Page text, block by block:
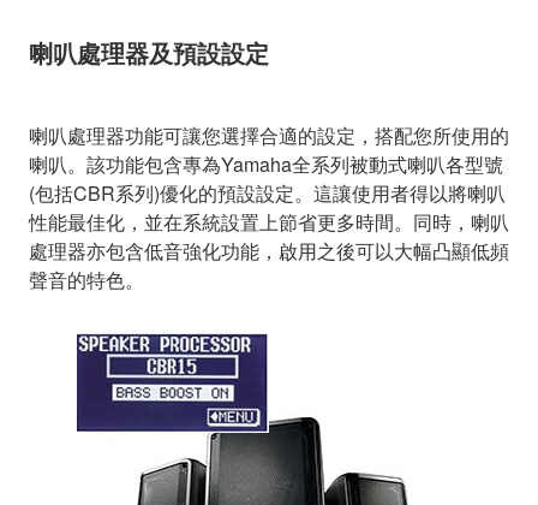
喇叭處理器及預設設定
喇叭處理器功能可讓您選擇合適的設定，搭配您所使用的
喇叭。該功能包含專為Yamaha全系列被動式喇叭各型號
(包括CBR系列)優化的預設設定。這讓使用者得以將喇叭
性能最佳化，並在系統設置上節省更多時間。同時，喇叭
處理器亦包含低音強化功能，啟用之後可以大幅凸顯低頻
聲音的特色。